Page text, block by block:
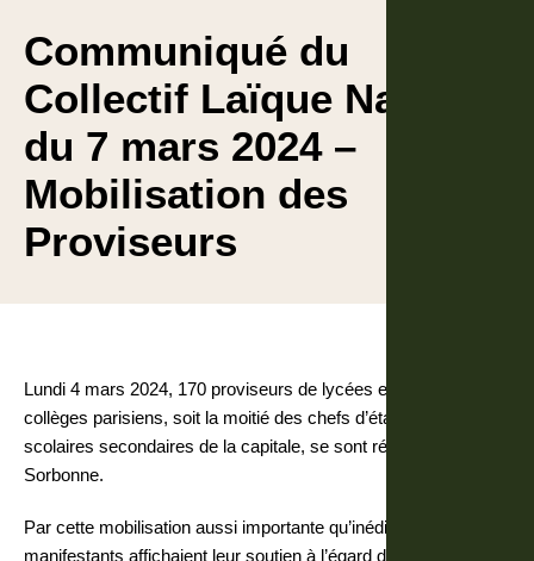
Communiqué du
Collectif Laïque National
du 7 mars 2024 –
Mobilisation des
Proviseurs
Lundi 4 mars 2024, 170 proviseurs de lycées et principaux de
collèges parisiens, soit la moitié des chefs d’établissements
scolaires secondaires de la capitale, se sont réunis place de la
Sorbonne.
Par cette mobilisation aussi importante qu’inédite, les
manifestants affichaient leur soutien à l’égard de leur collègue,